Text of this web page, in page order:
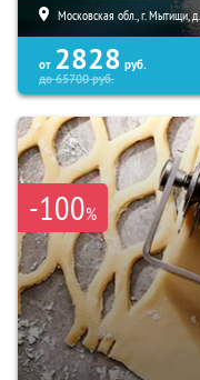
Московская обл., г. Мытищи,
от 2828 руб.
до65700руб.
-100%